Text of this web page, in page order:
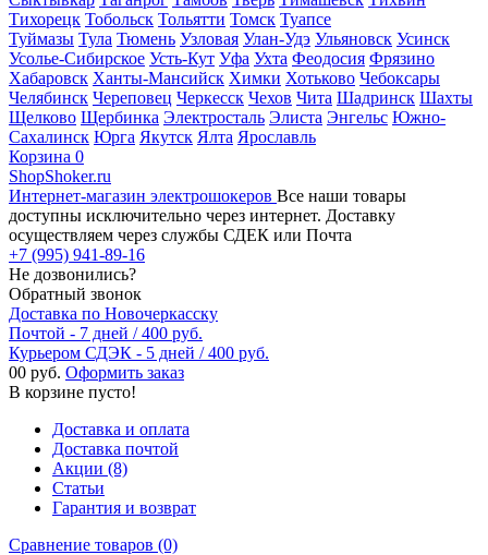
Тихорецк Тобольск Тольятти Томск Туапсе
Туймазы Тула Тюмень Узловая Улан-Удэ Ульяновск Усинск
Усолье-Сибирское Усть-Кут Уфа Ухта Феодосия Фрязино
Хабаровск Ханты-Мансийск Химки Хотьково Чебоксары
Челябинск Череповец Черкесск Чехов Чита Шадринск Шахты
Щелково Щербинка Электросталь Элиста Энгельс Южно-
Сахалинск Юрга Якутск Ялта Ярославль
Корзина 0
ShopShoker.ru
Интернет-магазин электрошокеров Все наши товары
доступны исключительно через интернет. Доставку
осуществляем через службы СДЕК или Почта
+7 (995) 941-89-16
Не дозвонились?
Обратный звонок
Доставка по Новочеркасску
Почтой - 7 дней / 400 руб.
Курьером СДЭК - 5 дней / 400 руб.
00 руб. Оформить заказ
В корзине пусто!
Доставка и оплата
Доставка почтой
Акции (8)
Статьи
Гарантия и возврат
Сравнение товаров (0)